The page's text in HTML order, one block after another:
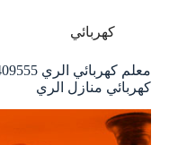
كهربائي
كهربائي منازل الري